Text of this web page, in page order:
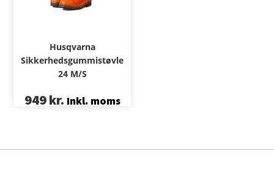
Husqvarna
Sikkerhedsgummistøvle
24 M/S
949kr. Inkl. moms